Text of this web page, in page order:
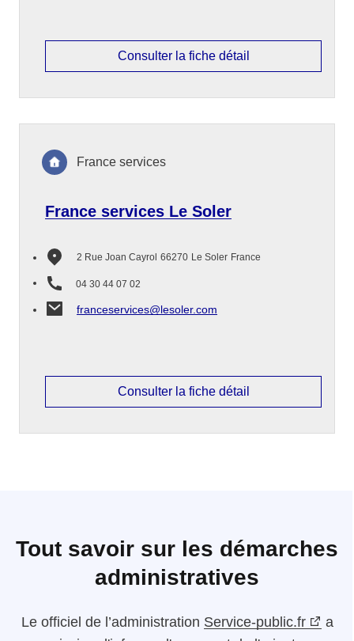
Consulter la fiche détail
France services Le Soler
2 Rue Joan Cayrol 66270 Le Soler France
04 30 44 07 02
franceservices@lesoler.com
France services
Consulter la fiche détail
Tout savoir sur les démarches
administratives
Le officiel de l’administration Service-public.fr
a